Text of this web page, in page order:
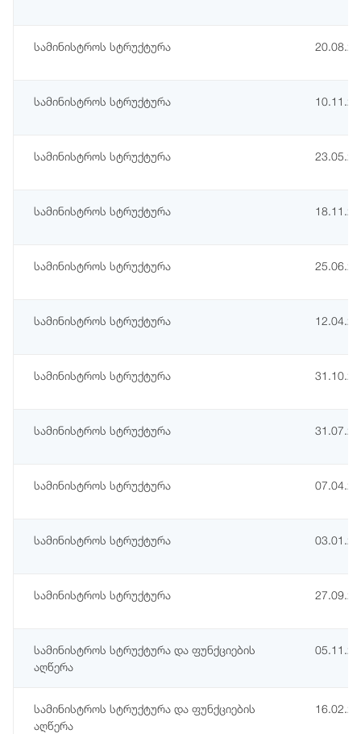
სამინისტროს სტრუქტურა
სამინისტროს სტრუქტურა
სამინისტროს სტრუქტურა
სამინისტროს სტრუქტურა
სამინისტროს სტრუქტურა
სამინისტროს სტრუქტურა
სამინისტროს სტრუქტურა
სამინისტროს სტრუქტურა
სამინისტროს სტრუქტურა
სამინისტროს სტრუქტურა
სამინისტროს სტრუქტურა
სამინისტროს სტრუქტურა და ფუნქციების
აღწერა
სამინისტროს სტრუქტურა და ფუნქციების
აღწერა